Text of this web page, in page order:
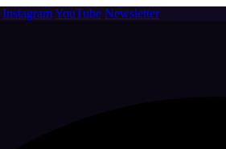
InstagramYouTube Newsletter